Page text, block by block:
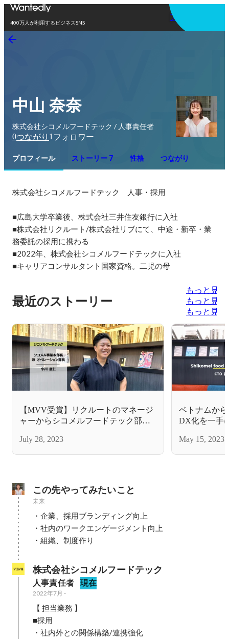
400万人が利用するビジネスSNS
アプリを使う
中山 奈奈
株式会社シコメルフードテック / 人事責任者
0つながり 1 フォロワー
プロフィール ストーリー 7 性格 つながり
株式会社シコメルフードテック　人事・採用
■広島大学卒業後、株式会社三井住友銀行に入社
■株式会社リクルート/株式会社リブにて、中途・新卒・業
務委託の採用に携わる
■2022年、株式会社シコメルフードテックに入社
■キャリアコンサルタント国家資格。二児の母
最近のストーリー
もっと見る
もっと見る
もっと見る
【MVV受賞】リクルートのマネージ
ャーからシコメルフードテック部長
ポイント、マインドについてインタ
ビューしました！
July 28, 2023
ベトナムか
DX化を一手
May 15, 2023
この先やってみたいこと
未来
・企業、採用ブランディング向上
・社内のワークエンゲージメント向上
・組織、制度作り
株式会社シコメルフードテック
人事責任者 現在
2022年7月 -
【 担当業務 】
■採用
・社内外との関係構築/連携強化